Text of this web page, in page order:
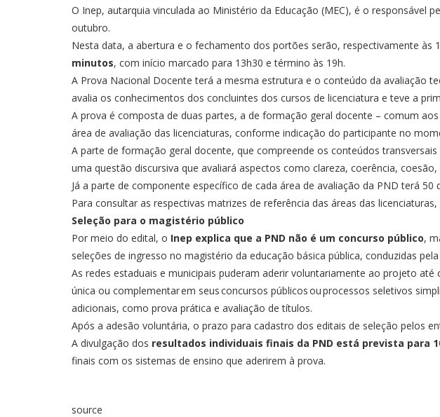
O Inep, autarquia vinculada ao Ministério da Educação (MEC), é o responsável
outubro.
Nesta data, a abertura e o fechamento dos portões serão, respectivamente às
minutos, com início marcado para 13h30 e término às 19h.
A Prova Nacional Docente terá a mesma estrutura e o conteúdo da avaliação
avalia os conhecimentos dos concluintes dos cursos de licenciatura e teve a
A prova é composta de duas partes, a de formação geral docente – comum
área de avaliação das licenciaturas, conforme indicação do participante no
A parte de formação geral docente, que compreende os conteúdos
uma questão discursiva que avaliará aspectos como clareza, coerência,
Já a parte de componente específico de cada área de avaliação da PND terá
Para consultar as respectivas matrizes de referência das áreas das
Seleção para o magistério público
Por meio do edital, o Inep explica que a PND não é um concurso público,
seleções de ingresso no magistério da educação básica pública, conduzidas
As redes estaduais e municipais puderam aderir voluntariamente ao projeto
única ou complementar em seus concursos públicos ou processos seletivos
adicionais, como prova prática e avaliação de títulos.
Após a adesão voluntária, o prazo para cadastro dos editais de seleção pelos
A divulgação dos resultados individuais finais da PND está prevista para
finais com os sistemas de ensino que aderirem à prova.
source